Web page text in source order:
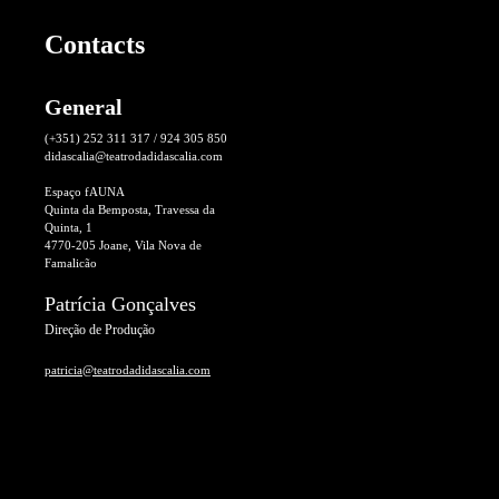
Contacts
General
(+351) 252 311 317 / 924 305 850
didascalia@teatrodadidascalia.com
Espaço fAUNA
Quinta da Bemposta, Travessa da
Quinta, 1
4770-205 Joane, Vila Nova de
Famalicão
Patrícia Gonçalves
Direção de Produção
patricia@teatrodadidascalia.com